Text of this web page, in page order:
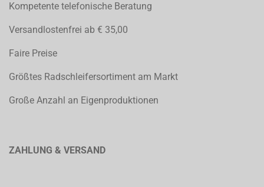
Kompetente telefonische Beratung
Versandlostenfrei ab € 35,00
Faire Preise
Größtes Radschleifersortiment am Markt
Große Anzahl an Eigenproduktionen
ZAHLUNG & VERSAND